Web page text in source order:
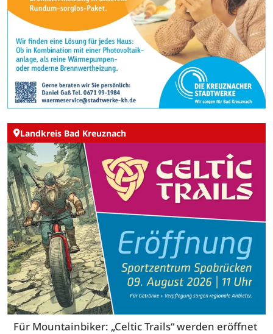
Landkreis Bad Kreuznach
Für Mountainbiker: „Celtic Trails“ werden eröffnet